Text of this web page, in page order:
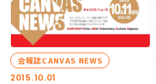
2015.10.01
会報誌CANVAS NEWS